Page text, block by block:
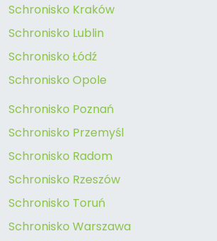
Schronisko Kraków
Schronisko Lublin
Schronisko Łódź
Schronisko Opole
Schronisko Poznań
Schronisko Przemyśl
Schronisko Radom
Schronisko Rzeszów
Schronisko Toruń
Schronisko Warszawa